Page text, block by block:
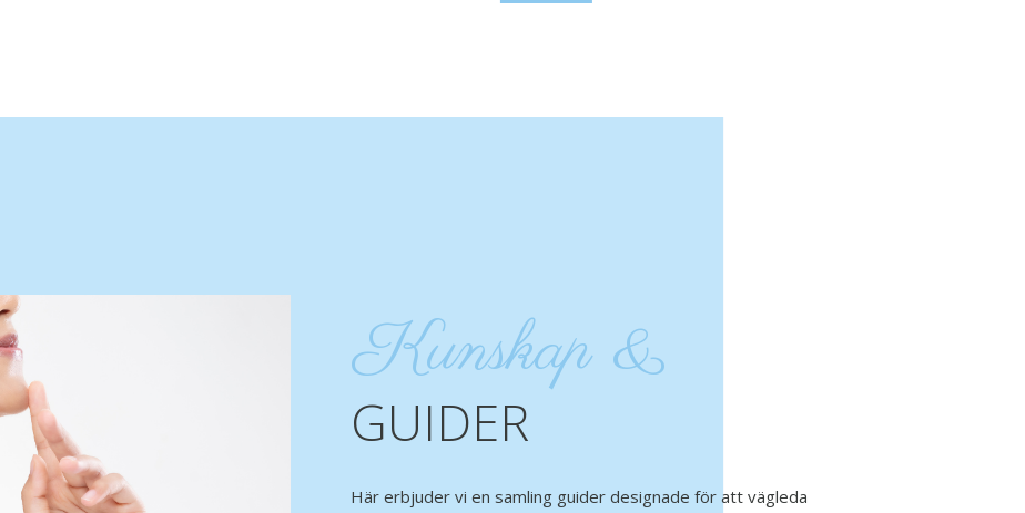
Kunskap &
GUIDER
Här erbjuder vi en samling guider designade för att vägleda